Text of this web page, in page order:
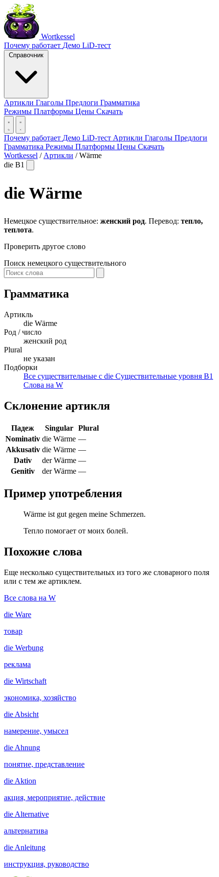
Wortkessel
Почему работает Демо LiD-тест
Справочник
Артикли Глаголы Предлоги Грамматика
Режимы Платформы Цены Скачать
Почему работает Демо LiD-тест Артикли Глаголы Предлоги
Грамматика Режимы Платформы Цены Скачать
Wortkessel / Артикли / Wärme
die B1
die Wärme
Немецкое существительное: женский род. Перевод: тепло,
теплота.
Проверить другое слово
Поиск немецкого существительного
Грамматика
Артикль
die Wärme
Род / число
женский род
Plural
не указан
Подборки
Все существительные с die Существительные уровня B1
Слова на W
Склонение артикля
Падеж Singular Plural
Nominativ die Wärme —
Akkusativ die Wärme —
Dativ
der Wärme —
Genitiv
der Wärme —
Пример употребления
Wärme ist gut gegen meine Schmerzen.
Тепло помогает от моих болей.
Похожие слова
Еще несколько существительных из того же словарного поля
или с тем же артиклем.
Все слова на W
die Ware
товар
die Werbung
реклама
die Wirtschaft
экономика, хозяйство
die Absicht
намерение, умысел
die Ahnung
понятие, представление
die Aktion
акция, мероприятие, действие
die Alternative
альтернатива
die Anleitung
инструкция, руководство